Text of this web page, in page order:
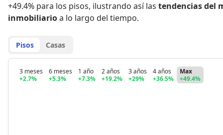
+49.4% para los pisos, ilustrando así las tendencias del
inmobiliarioa lo largo del tiempo.
Pisos Casas
3 meses
+2.7%
6 meses
+5.3%
1 año
+7.3%
2 años
+19.2%
3 años
+29%
4 años
+36.5%
Max
+49.4%